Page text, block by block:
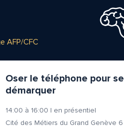
AFP/CFC
Oser le téléphone pour se
démarquer
14:00 à 16:00 | en présentiel